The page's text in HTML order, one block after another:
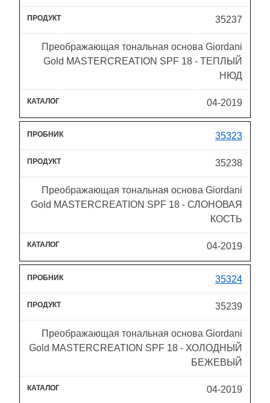
35237
Преображающая тональная основа Giordani
Gold MASTERCREATION SPF 18 - ТЕПЛЫЙ
НЮД
04-2019
35323
35238
Преображающая тональная основа Giordani
Gold MASTERCREATION SPF 18 - СЛОНОВАЯ
КОСТЬ
04-2019
35324
35239
Преображающая тональная основа Giordani
Gold MASTERCREATION SPF 18 - ХОЛОДНЫЙ
БЕЖЕВЫЙ
04-2019